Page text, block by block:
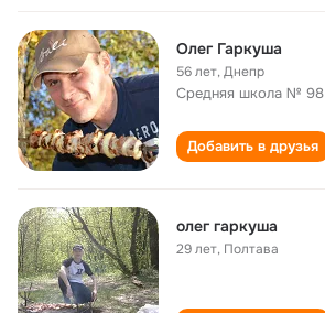
Олег Гаркуша
56 лет,Днепр
Средняя школа № 98
Добавить в друзья
олег гаркуша
29 лет, Полтава